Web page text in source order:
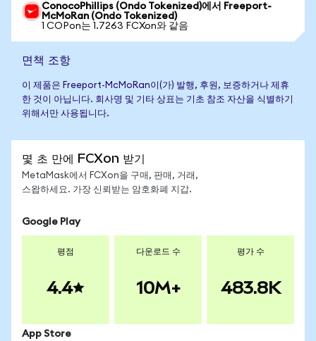
ConocoPhillips (Ondo Tokenized)에서 Freeport-
McMoRan (Ondo Tokenized)
1 COPon는 1.7263 FCXon와 같음
면책 조항
이 제품은 Freeport-McMoRan이(가) 발행, 후원, 보증하거나 제휴
한 것이 아닙니다. 회사명 및 기타 상표는 기초 참조 자산을 식별하기
위해서만 사용됩니다.
몇 초 만에 FCXon 받기
MetaMask에서 FCXon을 구매, 판매, 거래,
스왑하세요. 가장 신뢰받는 암호화폐 지갑.
Google Play
평점
4.4
다운로드 수
10M+
평가 수
483.8K
App Store